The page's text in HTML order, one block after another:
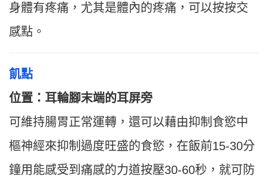
身體有疼痛，尤其是體內的疼痛，可以按按交
感點。
飢點
位置：耳輪腳末端的耳屏旁
可維持腸胃正常運轉，還可以藉由抑制食慾中
樞神經來抑制過度旺盛的食慾，在飯前15-30分
鐘用能感受到痛感的力道按壓30-60秒，就可防